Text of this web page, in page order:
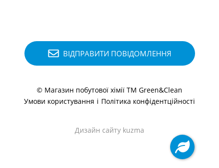
ВІДПРАВИТИ ПОВІДОМЛЕННЯ
© Магазин побутової хімії ТМ Green&Clean
Умови користування і Політика конфідентційності
Дизайн сайту kuzma